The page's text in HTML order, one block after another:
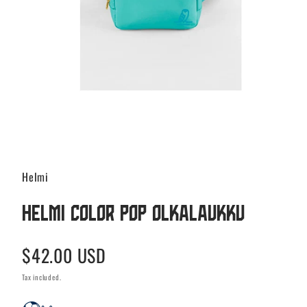
Helmi
Helmi Color Pop olkalaukku
Regular
price
$42.00 USD
Tax included.